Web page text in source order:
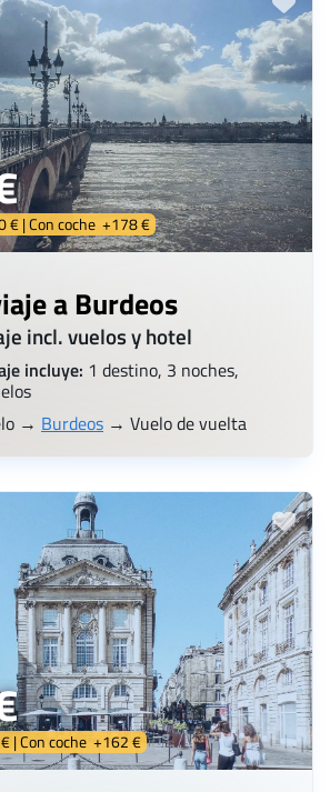
€ | Con coche +178 €
a Burdeos
incl. vuelos y hotel
incluye: 1 destino, 3 noches,
→ Burdeos → Vuelo de vuelta
| Con coche +162 €